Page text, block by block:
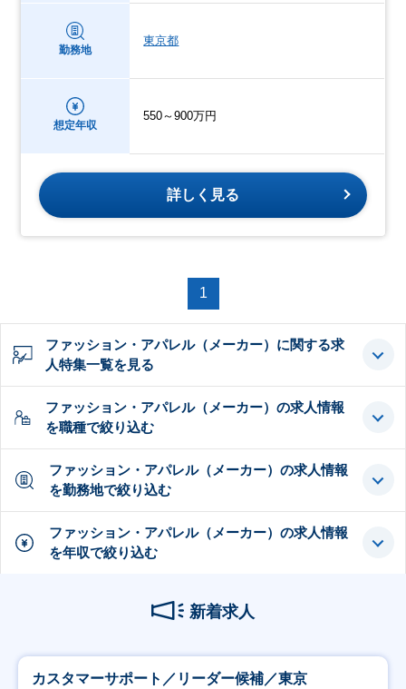
勤務地
東京都
想定年収
550～900万円
詳しく見る
1
ファッション・アパレル（メーカー）に関する求
人特集一覧を見る
ファッション・アパレル（メーカー）の求人情報
を職種で絞り込む
ファッション・アパレル（メーカー）の求人情報
を勤務地で絞り込む
ファッション・アパレル（メーカー）の求人情報
を年収で絞り込む
新着求人
カスタマーサポート／リーダー候補／東京